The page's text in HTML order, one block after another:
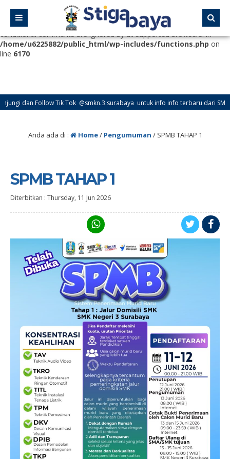
Deprecated
: Function WP_Dependencies->add_data() was called
with an argument that is
deprecated
since version 6.9.0! IE
conditional comments are ignored by all supported browsers. in
/home/u6225882/public_html/wp-includes/functions.php on
line 6170
dan Follow Tik Tok @smkn.3.surabaya untuk info info terbaru dari SMK
dan Follow Instagram @official_osissmkn3sby dan @official.smkn3sby
Anda ada di : Home/ Pengumuman / SPMB TAHAP 1
SPMB TAHAP 1
Diterbitkan : Thursday, 11 Jun 2026